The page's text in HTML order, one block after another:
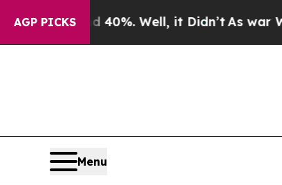
AGP PICKS
Around 40%. Well, it Didn’t As war With
Menu